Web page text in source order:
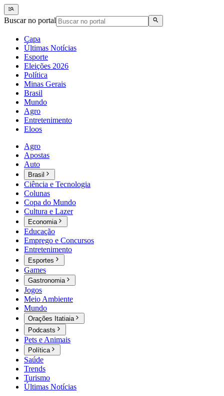
Buscar no portal
Capa
Últimas Notícias
Esporte
Eleições 2026
Política
Minas Gerais
Brasil
Mundo
Agro
Entretenimento
Eloos
Agro
Apostas
Auto
Brasil
Ciência e Tecnologia
Colunas
Copa do Mundo
Cultura e Lazer
Economia
Educação
Emprego e Concursos
Entretenimento
Esportes
Games
Gastronomia
Jogos
Meio Ambiente
Mundo
Orações Itatiaia
Podcasts
Pets e Animais
Política
Saúde
Trends
Turismo
Últimas Notícias